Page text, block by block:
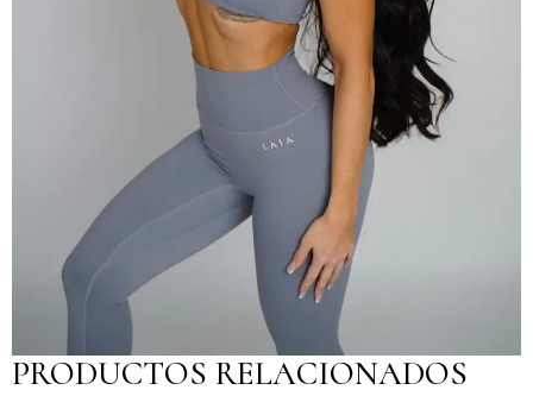
PRODUCTOS RELACIONADOS